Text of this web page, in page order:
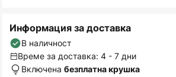
Информация за доставка
В наличност
Време за доставка: 4 - 7 дни
Включена безплатна крушка